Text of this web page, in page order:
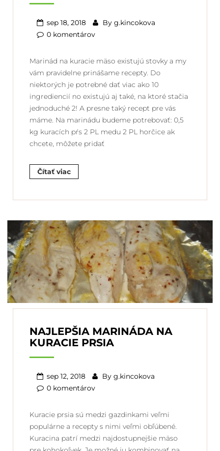
sep 18, 2018 By g.kincokova
0 komentárov
Marinád na kuracie mäso existujú stovky a my
vám pravidelne prinášame recepty. Do
niektorých je potrebné dať viac ako 10
ingrediencií no existujú aj také, na ktoré stačia
jednoduché 2! A presne taký recept pre vás
máme. Na marinádu budeme potrebovať: 0,5
kg kuracích pŕs 2 PL medu 2 PL horčice ak
chcete, môžete pridať
Čítať viac
NAJLEPŠIA MARINÁDA NA
KURACIE PRSIA
sep 12, 2018 By g.kincokova
0 komentárov
Kuracie prsia sú medzi gazdinkami veľmi
populárne a recepty s nimi veľmi obľúbené.
Kuracina patrí medzi najdostupnejšie mäso